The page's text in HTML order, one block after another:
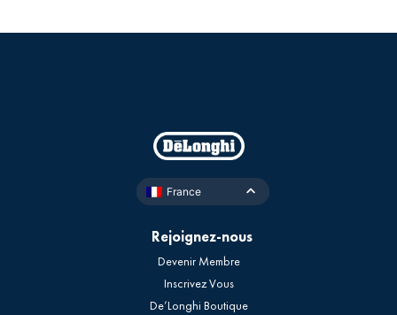
France
Rejoignez-nous
Devenir Membre
Inscrivez Vous
De’Longhi Boutique